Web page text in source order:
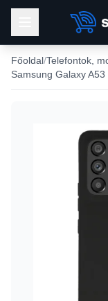
Főoldal Telefontok,
Samsung Galaxy